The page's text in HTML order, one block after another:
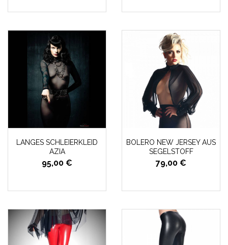
LANGES SCHLEIERKLEID
AZIA
95,00 €
BOLERO NEW JERSEY AUS
SEGELSTOFF
79,00 €